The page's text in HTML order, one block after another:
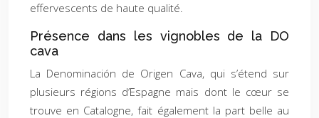
effervescents de haute qualité.
Présence dans les vignobles de la DO
cava
La Denominación de Origen Cava, qui s’étend sur
plusieurs régions d’Espagne mais dont le cœur se
trouve en Catalogne, fait également la part belle au